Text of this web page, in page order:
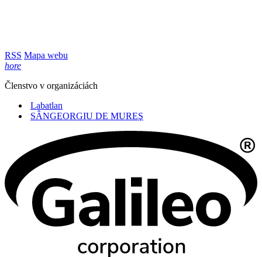
RSS Mapa webu
hore
Členstvo v organizáciách
Labatlan
SÂNGEORGIU DE MUREŞ